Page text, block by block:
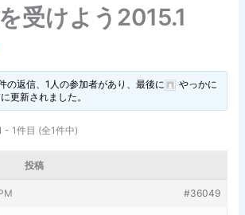
受けよう2015.1
の返信、1人の参加者があり、最後に やっかに
に更新されました。
- 1件目 (全1件中)
投稿
#36049